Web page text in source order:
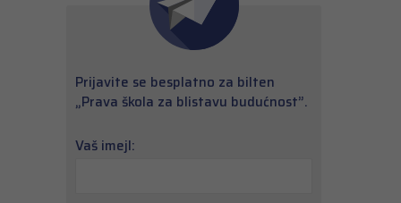
Prijavite se besplatno za bilten
„Prava škola za blistavu budućnost”.
Vaš imejl: